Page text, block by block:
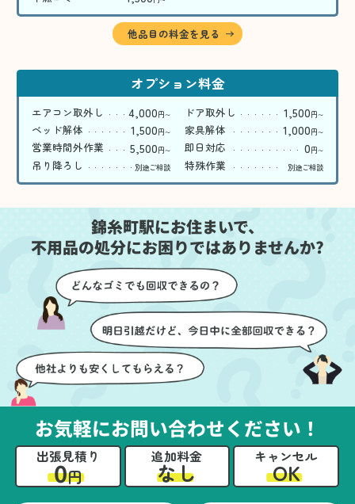
他品目の料金を見る
オプション料金
エアコン取外し 4,000円〜 ドア取外し 1,500円〜
ベッド解体 1,500円〜 家具解体 1,000円〜
営業時間外作業 5,500円〜 即日対応 0円〜
吊り降ろし 別途ご相談 特殊作業 別途ご相談
錦糸町駅にお住まいで、
不用品の処分にお困りではありませんか?
お気軽にお問い合わせください！
出張見積り
0円
追加料金
なし
キャンセル
OK